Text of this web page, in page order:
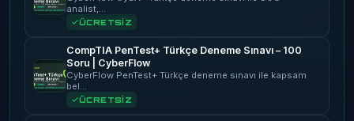
analist,…
ÜCRETSİZ
CompTIA PenTest+ Türkçe Deneme Sınavı – 100
Soru | CyberFlow
CyberFlow PenTest+ Türkçe deneme sınavı ile kapsam
bel…
ÜCRETSİZ